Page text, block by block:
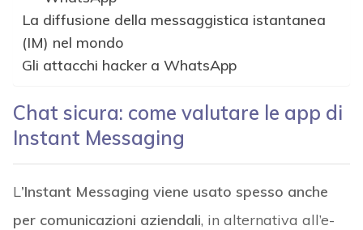
La diffusione della messaggistica istantanea
(IM) nel mondo
Gli attacchi hacker a WhatsApp
Chat sicura: come valutare le app di
Instant Messaging
L’Instant Messaging viene usato spesso anche
per comunicazioni aziendali, in alternativa all’e-